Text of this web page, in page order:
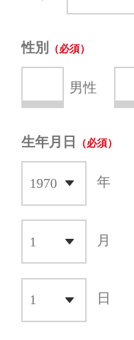
性別
男性
生年月日
年
月
日